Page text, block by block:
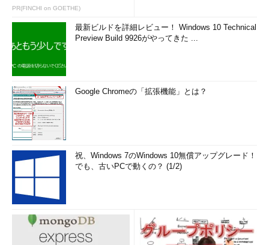
PR(FINCHI on GOETHE)
最新ビルドを詳細レビュー！ Windows 10 Technical
Preview Build 9926がやってきた ...
Google Chromeの「拡張機能」とは？
祝、Windows 7のWindows 10無償アップグレード！
でも、古いPCで動くの？ (1/2)